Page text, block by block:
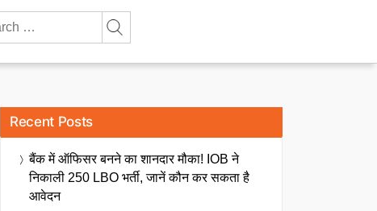
Recent Posts
बैंक में ऑफिसर बनने का शानदार मौका! IOB ने
निकाली 250 LBO भर्ती, जानें कौन कर सकता है
आवेदन